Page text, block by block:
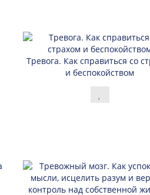
Тревога. Как справиться со
и беспокойством